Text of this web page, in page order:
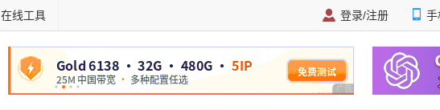
在线工具 登录/注册 手
广告 商业广告，理性选择